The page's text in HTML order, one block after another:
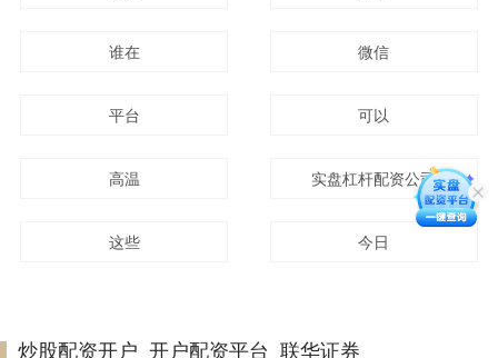
谁在 微信
平台 可以
高温 实盘杠杆配资公司
这些 今日
炒股配资开户_开户配资平台_联华证券